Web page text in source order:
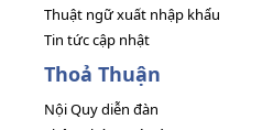
Thuật ngữ xuất nhập khẩu
Tin tức cập nhật
Thoả Thuận
Nội Quy diễn đàn